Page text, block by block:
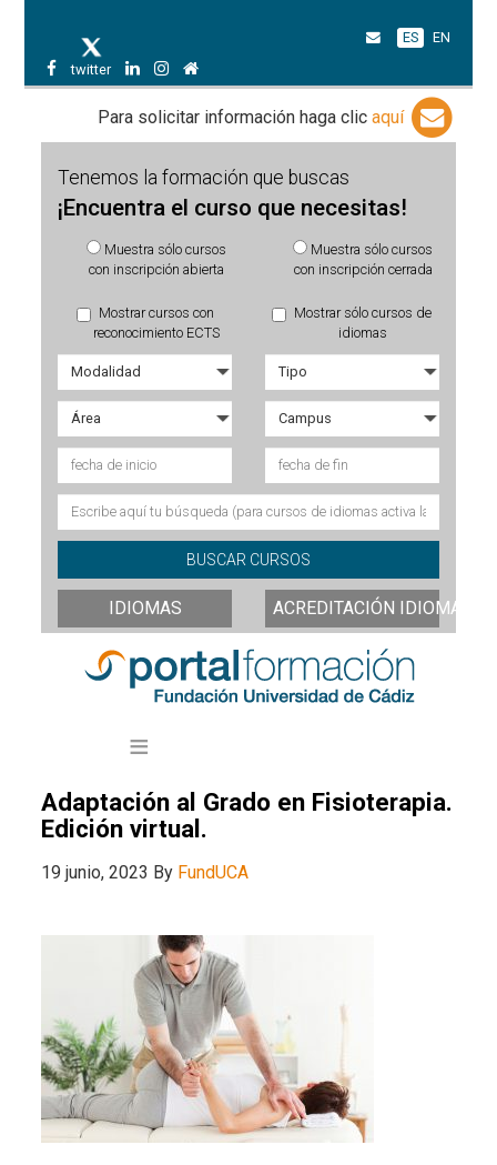
twitter
ES EN
Para solicitar información haga clic aquí
Tenemos la formación que buscas
¡Encuentra el curso que necesitas!
Muestra sólo cursos
con inscripción abierta
Muestra sólo cursos
con inscripción cerrada
Mostrar cursos con
reconocimiento ECTS
Mostrar sólo cursos de
idiomas
IDIOMAS ACREDITACIÓN IDIOMAS
Adaptación al Grado en Fisioterapia.
Edición virtual.
19 junio, 2023 By FundUCA